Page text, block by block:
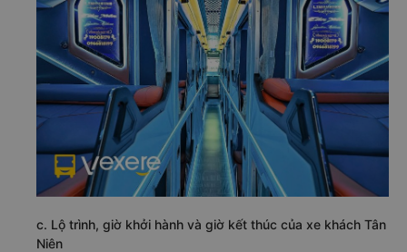
c. Lộ trình, giờ khởi hành và giờ kết thúc của xe khách Tân
Niên